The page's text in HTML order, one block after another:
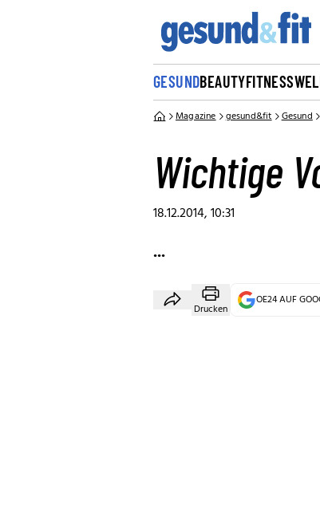
GESUNDBEAUTYFITNESS
Magazine gesund&fit Gesund
Wichtige
18.12.2014, 10:31
...
Drucken
OE24 AUF